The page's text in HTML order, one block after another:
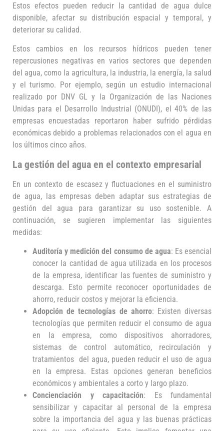
Estos efectos pueden reducir la cantidad de agua dulce
disponible, afectar su distribución espacial y temporal, y
deteriorar su calidad.
Estos cambios en los recursos hídricos pueden tener
repercusiones negativas en varios sectores que dependen
del agua, como la agricultura, la industria, la energía, la salud
y el turismo. Por ejemplo, según un estudio internacional
realizado por DNV GL y la Organización de las Naciones
Unidas para el Desarrollo Industrial (ONUDI), el 40% de las
empresas encuestadas reportaron haber sufrido pérdidas
económicas debido a problemas relacionados con el agua en
los últimos cinco años.
La gestión del agua en el contexto empresarial
En un contexto de escasez y fluctuaciones en el suministro
de agua, las empresas deben adaptar sus estrategias de
gestión del agua para garantizar su uso sostenible. A
continuación, se sugieren implementar las siguientes
medidas:
Auditoría y medición del consumo de agua: Es esencial
conocer la cantidad de agua utilizada en los procesos
de la empresa, identificar las fuentes de suministro y
descarga. Esto permite reconocer oportunidades de
ahorro, reducir costos y mejorar la eficiencia.
Adopción de tecnologías de ahorro: Existen diversas
tecnologías que permiten reducir el consumo de agua
en la empresa, como dispositivos ahorradores,
sistemas de control automático, recirculación y
tratamientos del agua, pueden reducir el uso de agua
en la empresa. Estas opciones generan beneficios
económicos y ambientales a corto y largo plazo.
Concienciación y capacitación: Es fundamental
sensibilizar y capacitar al personal de la empresa
sobre la importancia del agua y las buenas prácticas